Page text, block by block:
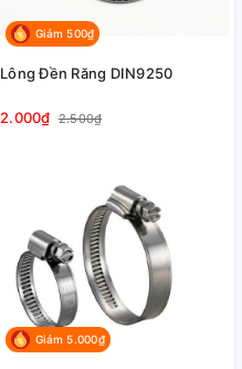
Giảm 500₫
Lông Đền Răng DIN9250
2.000₫ 2.500₫
Giảm 5.000₫